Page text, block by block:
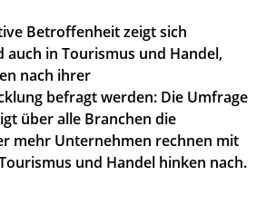
Betroffenheit zeigt sich
auch in Tourismus und Handel,
nach ihrer
befragt werden: Die Umfrage
über alle Branchen die
mehr Unternehmen rechnen mit
und Handel hinken nach.